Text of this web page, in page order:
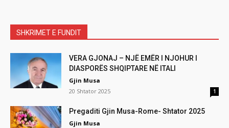
SHKRIMET E FUNDIT
VERA GJONAJ – NJË EMËR I NJOHUR I
DIASPORËS SHQIPTARE NË ITALI
Gjin Musa
20 Shtator 2025
1
Pregaditi Gjin Musa-Rome- Shtator 2025
Gjin Musa